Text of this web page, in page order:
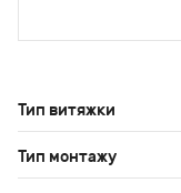
Тип витяжки
Тип монтажу